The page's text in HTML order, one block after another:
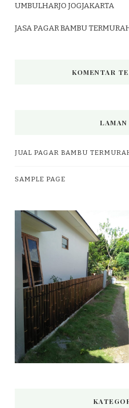
UMBULHARJO JOGJAKARTA
JASA PAGAR BAMBU
KOMENTAR
LAMAN
JUAL PAGAR BAMBU
SAMPLE PAGE